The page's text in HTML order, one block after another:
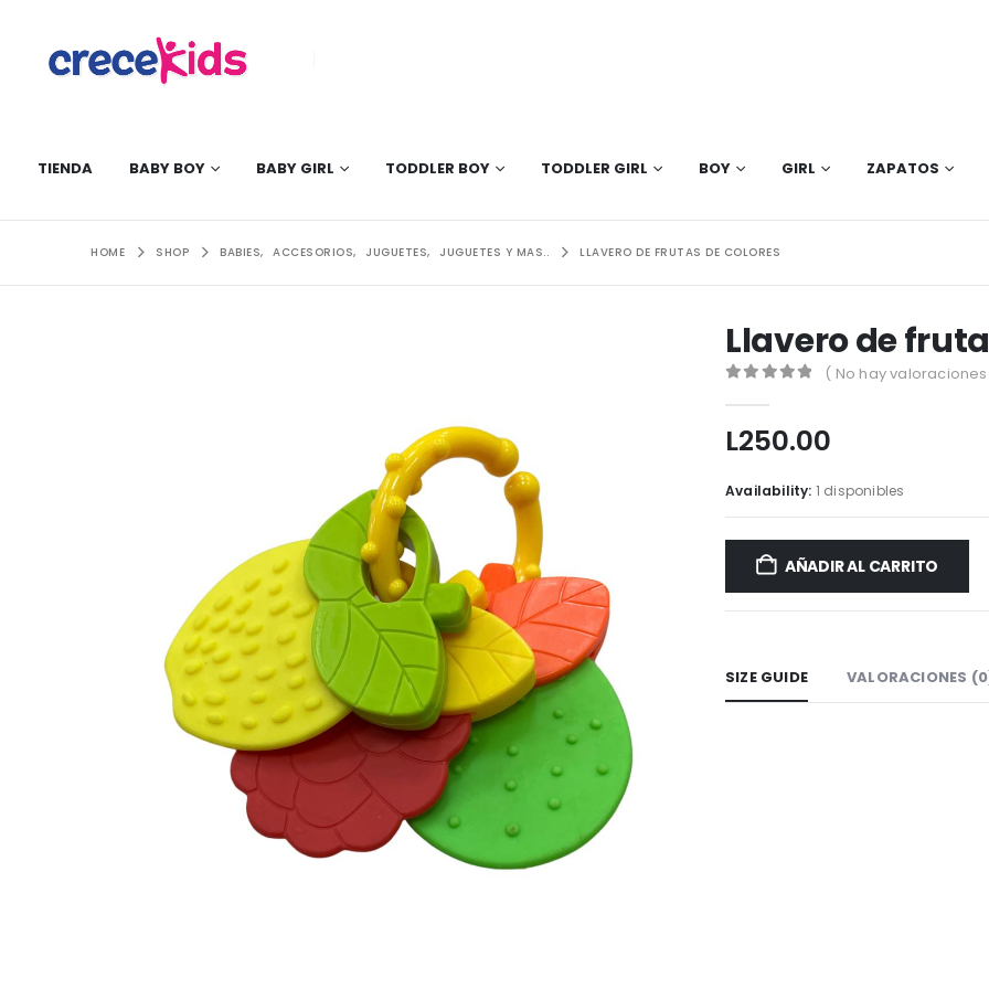
TIENDA BABY BOY BABY GIRL TODDLER BOY TODDLER GIRL BOY GIRL ZAPATOS
HOME SHOP BABIES, ACCESORIOS, JUGUETES, JUGUETES Y MAS.. LLAVERO DE FRUTAS DE COLORES
Llavero de
( No hay
L250.00
Availability: 1 disponibles
AÑADIR AL CARRITO
SIZE GUIDE VALORACIONES